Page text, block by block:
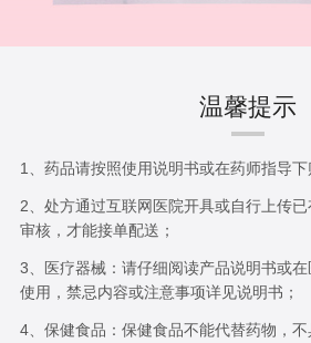
温馨提示
1、药品请按照使用说明书或在药师指导下
2、处方通过互联网医院开具或自行上传
审核，才能接单配送；
3、医疗器械：请仔细阅读产品说明书或
使用，禁忌内容或注意事项详见说明书；
4、保健食品：保健食品不能代替药物，